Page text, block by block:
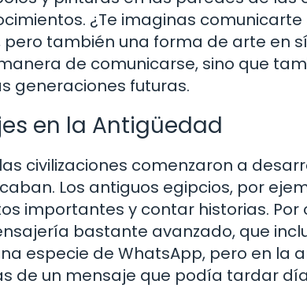
¿Te imaginas
pero también una forma de arte en
de comunicarse, sino que
generaciones futuras.
en la Antigüedad
civilizaciones comenzaron a
Los antiguos egipcios, por
importantes y contar historias.
bastante avanzado, que
especie de WhatsApp, pero en la
de un mensaje que podía tardar